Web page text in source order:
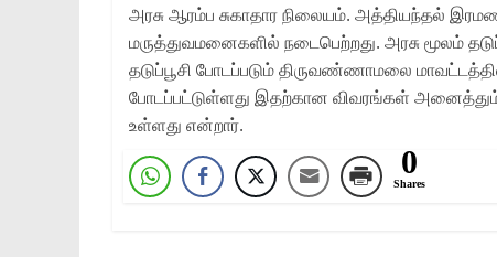
அரசு ஆரம்ப சுகாதார நிலையம். அத்தியந்தல்
மருத்துவமனைகளில் நடைபெற்றது. அரசு மூலம்
தடுப்பூசி போடப்படும் திருவண்ணாமலை
போடப்பட்டுள்ளது இதற்கான விவரங்கள்
உள்ளது என்றார்.
0
Shares